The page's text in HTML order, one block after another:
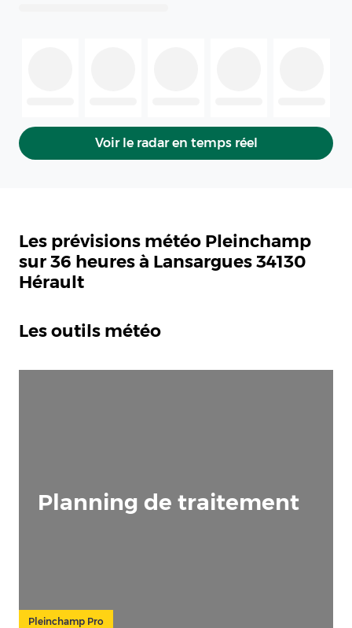
Voir le radar en temps réel
Les prévisions météo Pleinchamp
sur 36 heures à Lansargues 34130
Hérault
Les outils météo
Planning de traitement
Pleinchamp Pro